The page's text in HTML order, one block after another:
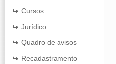
Cursos
Jurídico
Quadro de avisos
Recadastramento